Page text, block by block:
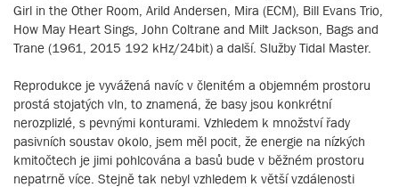
Girl in the Other Room, Arild Andersen, Mira (ECM), Bill Evans Trio,
How May Heart Sings, John Coltrane and Milt Jackson, Bags and
Trane (1961, 2015 192 kHz/24bit) a další. Služby Tidal Master.
Reprodukce je vyvážená navíc v členitém a objemném prostoru
prostá stojatých vln, to znamená, že basy jsou konkrétní
nerozplizlé, s pevnými konturami. Vzhledem k množství řady
pasivních soustav okolo, jsem měl pocit, že energie na nízkých
kmitočtech je jimi pohlcována a basů bude v běžném prostoru
nepatrně více. Stejně tak nebyl vzhledem k větší vzdálenosti